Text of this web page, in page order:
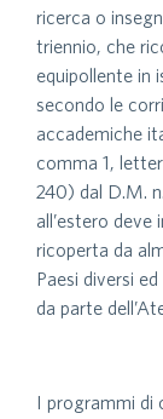
ricerca o
triennio, che
equipollente in
secondo le
accademiche
comma 1,
240) dal D.M.
all’estero deve
ricoperta da
Paesi diversi
da parte
I programmi di